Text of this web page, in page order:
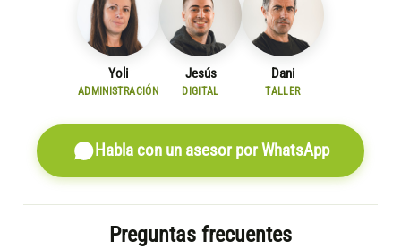
Yoli
ADMINISTRACIÓN
Jesús
DIGITAL
Dani
TALLER
Habla con un asesor por WhatsApp
Preguntas frecuentes